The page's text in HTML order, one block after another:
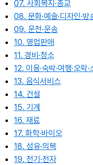
07. 사회복지·종교
08. 문화·예술·디자인·방
09. 운전·운송
10. 영업판매
11. 경비·청소
12. 이용·숙박·여행·오락·
13. 음식서비스
14. 건설
15. 기계
16. 재료
17. 화학·바이오
18. 섬유·의복
19. 전기·전자